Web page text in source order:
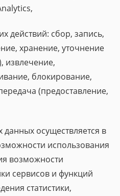
действий: сбор, запись,
хранение, уточнение
извлечение,
блокирование,
(предоставление,
осуществляется в
использования
возможности
сервисов и функций
статистики,